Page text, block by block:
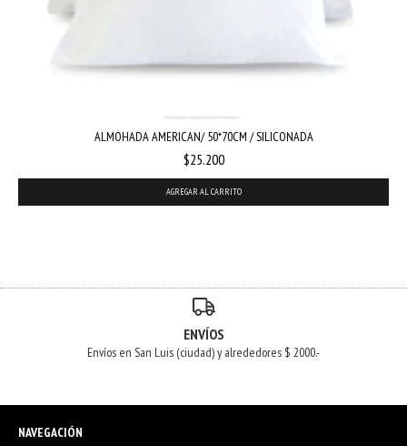
ALMOHADA AMERICAN/ 50*70CM / SILICONADA
$25.200
ENVÍOS
Envíos en San Luis (ciudad) y alrededores $ 2000.-
NAVEGACIÓN